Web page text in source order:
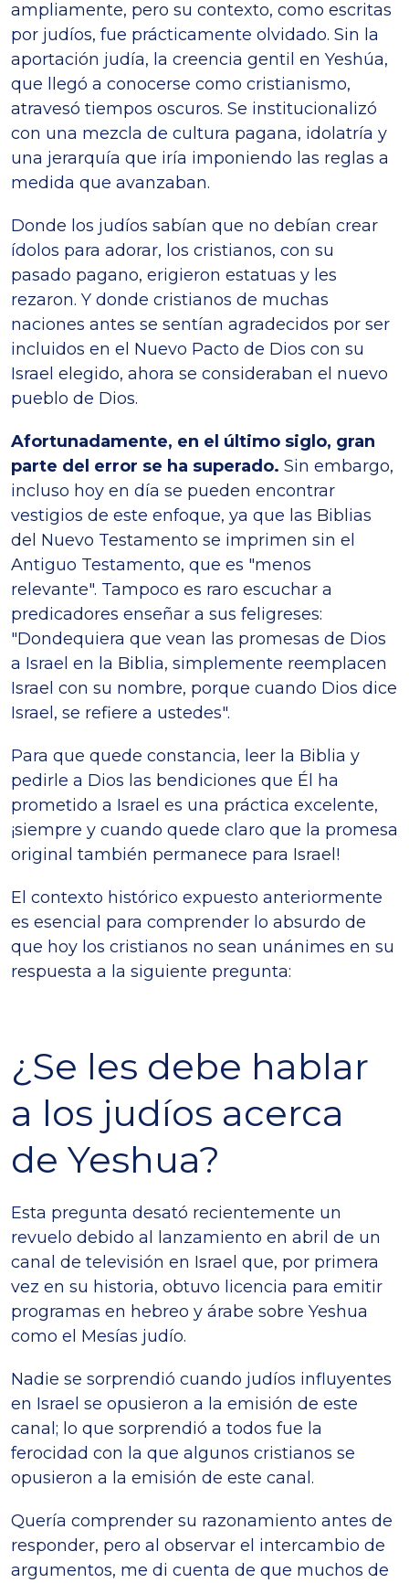
ampliamente, pero su contexto, como escritas
por judíos, fue prácticamente olvidado. Sin la
aportación judía, la creencia gentil en Yeshúa,
que llegó a conocerse como cristianismo,
atravesó tiempos oscuros. Se institucionalizó
con una mezcla de cultura pagana, idolatría y
una jerarquía que iría imponiendo las reglas a
medida que avanzaban.
Donde los judíos sabían que no debían crear
ídolos para adorar, los cristianos, con su
pasado pagano, erigieron estatuas y les
rezaron. Y donde cristianos de muchas
naciones antes se sentían agradecidos por ser
incluidos en el Nuevo Pacto de Dios con su
Israel elegido, ahora se consideraban el nuevo
pueblo de Dios.
Afortunadamente, en el último siglo, gran
parte del error se ha superado. Sin embargo,
incluso hoy en día se pueden encontrar
vestigios de este enfoque, ya que las Biblias
del Nuevo Testamento se imprimen sin el
Antiguo Testamento, que es "menos
relevante". Tampoco es raro escuchar a
predicadores enseñar a sus feligreses:
"Dondequiera que vean las promesas de Dios
a Israel en la Biblia, simplemente reemplacen
Israel con su nombre, porque cuando Dios dice
Israel, se refiere a ustedes".
Para que quede constancia, leer la Biblia y
pedirle a Dios las bendiciones que Él ha
prometido a Israel es una práctica excelente,
¡siempre y cuando quede claro que la promesa
original también permanece para Israel!
El contexto histórico expuesto anteriormente
es esencial para comprender lo absurdo de
que hoy los cristianos no sean unánimes en su
respuesta a la siguiente pregunta:
¿Se les debe hablar
a los judíos acerca
de Yeshua?
Esta pregunta desató recientemente un
revuelo debido al lanzamiento en abril de un
canal de televisión en Israel que, por primera
vez en su historia, obtuvo licencia para emitir
programas en hebreo y árabe sobre Yeshua
como el Mesías judío.
Nadie se sorprendió cuando judíos influyentes
en Israel se opusieron a la emisión de este
canal; lo que sorprendió a todos fue la
ferocidad con la que algunos cristianos se
opusieron a la emisión de este canal.
Quería comprender su razonamiento antes de
responder, pero al observar el intercambio de
argumentos, me di cuenta de que muchos de